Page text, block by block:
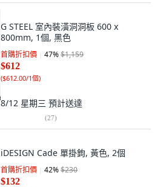
G STEEL 室內裝潢洞洞板 600 x
800mm, 1個, 黑色
首購折扣價 47%$1,159
$612
($612.00/1個)
8/12 星期三 預計送達
(27)
iDESIGN Cade 單掛鉤, 黃色, 2個
首購折扣價 42%$230
$132